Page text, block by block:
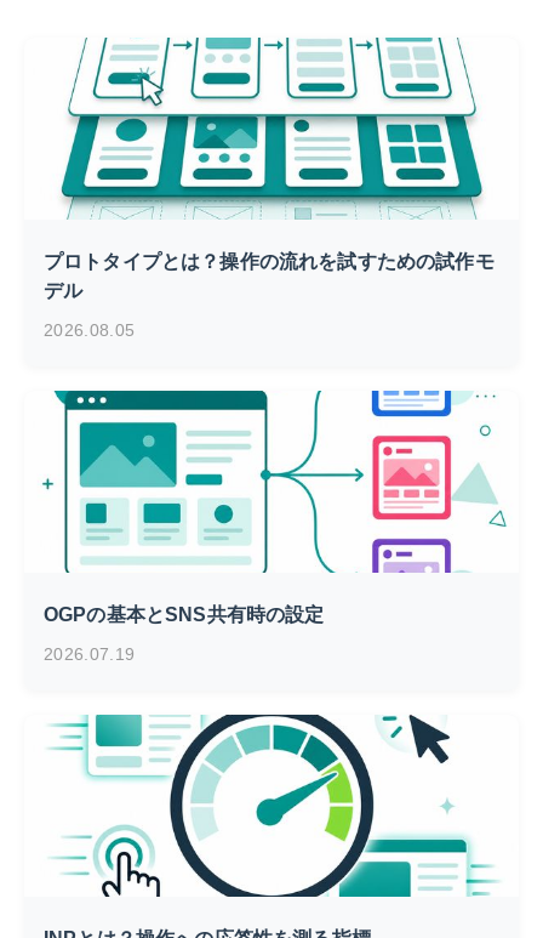
プロトタイプとは？操作の流れを試すための試作モ
デル
2026.08.05
OGPの基本とSNS共有時の設定
2026.07.19